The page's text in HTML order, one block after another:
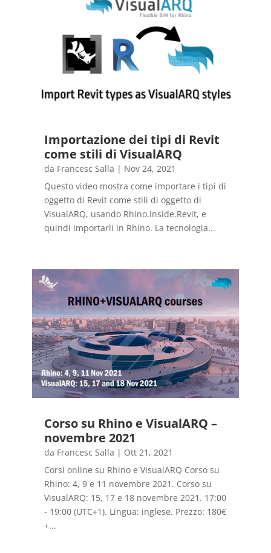
Importazione dei tipi di Revit
come stili di VisualARQ
da Francesc Salla | Nov 24, 2021
Questo video mostra come importare i tipi di
oggetto di Revit come stili di oggetto di
VisualARQ, usando Rhino.Inside.Revit, e
quindi importarli in Rhino. La tecnologia...
Corso su Rhino e VisualARQ –
novembre 2021
da Francesc Salla | Ott 21, 2021
Corsi online su Rhino e VisualARQ Corso su
Rhino: 4, 9 e 11 novembre 2021. Corso su
VisualARQ: 15, 17 e 18 novembre 2021. 17:00
- 19:00 (UTC+1). Lingua: inglese. Prezzo: 180€
+...